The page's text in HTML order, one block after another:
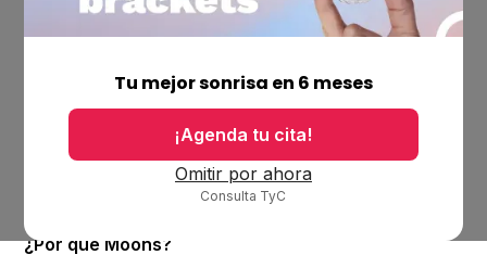
Tu mejor sonrisa en 6 meses
¡Agenda tu cita!
Omitir por ahora
Consulta TyC
Ubicaciones
Bolsa de trabajo
¿Por qué Moons?